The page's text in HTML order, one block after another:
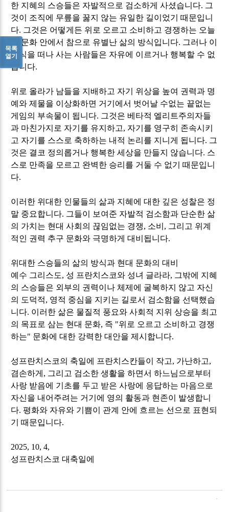
한 지혜의 스승들은 자발적으로 검소하게 사셨습니다. 그
것이 조직에 무릎을 꿇지 않는 유일한 길이었기 때문입니
다. 그것은 어떻게든 위로 오르고 소비하고 경쟁하는 오늘
의 문화 안에서 참으로 유별난 삶의 방식입니다. 그러나 이
방식을 떠나 사는 사람들은 자유에 이르거나 행복할 수 없
습니다.
위로 올라가 남들을 지배하고 자기 위상을 높여 권력과 명
예와 제물을 이상화하면 거기에서 벗어날 수없는 끝없는
게임의 부속물이 됩니다. 그것은 베타적 엘리트주의자들
과 마친가지로 자기를 유지하고, 자기를 영구히 존속시키
고 자기를 스스로 축하하는 내적 논리를 지니게 됩니다. 그
것은 결코 정의롭거나 행복한 세상을 만들지 않습니다. 스
스로 만족을 모르고 완벽한 승리를 거둘 수 없기 때문입니
다.
이러한 위대한 인물들의 삶과 지혜에 대한 깊은 성찰은 정
말 중요합니다. 그들이 보여준 자발적 검소함과 단순한 삶
의 가치는 현대 사회의 끊임없는 경쟁, 소비 , 그리고 위계
적인 권력 추구 문화와 극명하게 대비됩니다.
위대한 스승들의 삶의 방식과 현대 문화의 대비
예수 그리스도, 성 프란치스코와 성녀 글라라, 그밖에 지혜
의 스승들은 외부의 권력이나 체제에 굴복하지 않고 자신
의 도덕적, 영적 중심을 지키는 길로서 검소함을 선택했습
니다. 이러한 삶은 물질적 풍요와 사회적 지위 상승을 최고
의 목표로 삼는 현대 문화, 즉 "위로 오르고 소비하고 경쟁
하는" 문화에 대한 강력한 대안을 제시합니다.
성프란치스코의 축일에 프란치스칸들이 작고, 가난하고,
겸손하게 , 그리고 검소한 생활을 하면서 하느님으로부터
사랑 받음에 기초를 두고 받은 사랑에 응답하는 마음으로
자신을 내어주려는 거기에 영의 활동과 현존이 발생합니
다.평화와 자유와 기쁨이 관계 안에 흐르는 선으로 표현되
기 때문입니다.
2025, 10, 4,
성프란치스코 대축일에
목록
열기